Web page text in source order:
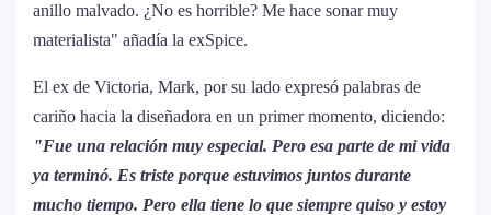
anillo malvado. ¿No es horrible? Me hace sonar muy
materialista" añadía la exSpice.
El ex de Victoria, Mark, por su lado expresó palabras de
cariño hacia la diseñadora en un primer momento, diciendo:
"Fue una relación muy especial. Pero esa parte de mi vida
ya terminó. Es triste porque estuvimos juntos durante
mucho tiempo. Pero ella tiene lo que siempre quiso y estoy